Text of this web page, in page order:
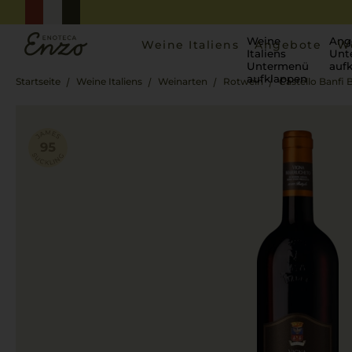
Weine Italiens
Weine
Italiens
Untermenü
aufklappen
Angebote
Startseite Weine Italiens Weinarten Rotwein Castello Banfi